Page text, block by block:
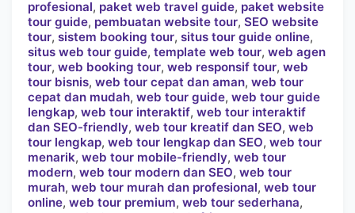
profesional, paket web travel guide, paket website
tour guide, pembuatan website tour, SEO website
tour, sistem booking tour, situs tour guide online,
situs web tour guide, template web tour, web agen
tour, web booking tour, web responsif tour, web
tour bisnis, web tour cepat dan aman, web tour
cepat dan mudah, web tour guide, web tour guide
lengkap, web tour interaktif, web tour interaktif
dan SEO-friendly, web tour kreatif dan SEO, web
tour lengkap, web tour lengkap dan SEO, web tour
menarik, web tour mobile-friendly, web tour
modern, web tour modern dan SEO, web tour
murah, web tour murah dan profesional, web tour
online, web tour premium, web tour sederhana,